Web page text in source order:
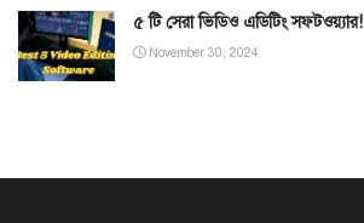
৫ টি সেরা ভিডিও এডিটিং সফটওয়্যার!
November 30, 2024